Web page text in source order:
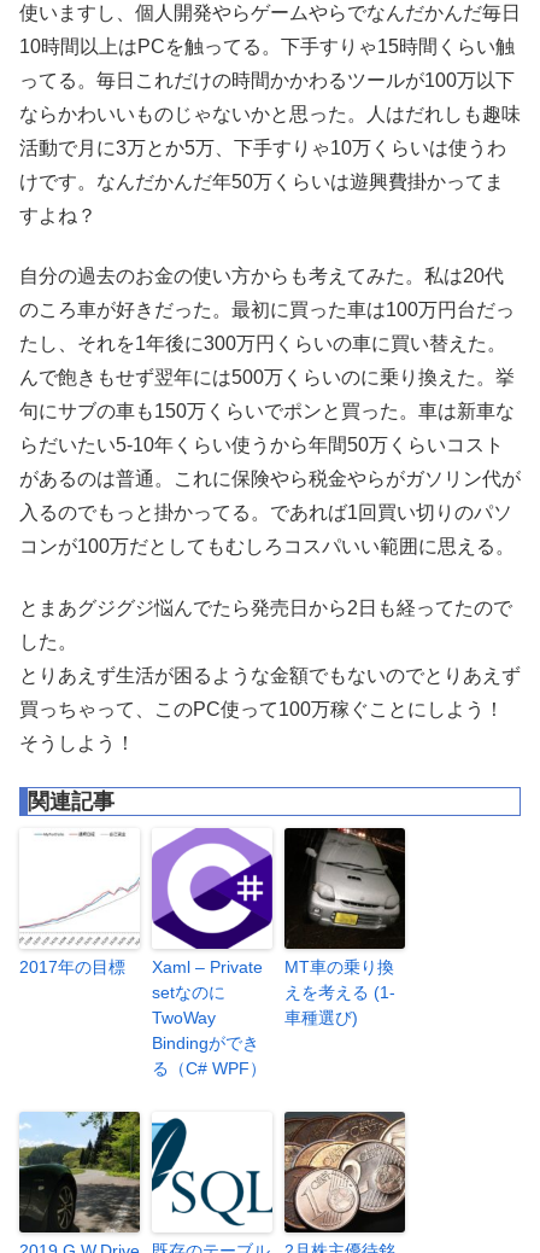
使いますし、個人開発やらゲームやらでなんだかんだ毎日
10時間以上はPCを触ってる。下手すりゃ15時間くらい触
ってる。毎日これだけの時間かかわるツールが100万以下
ならかわいいものじゃないかと思った。人はだれしも趣味
活動で月に3万とか5万、下手すりゃ10万くらいは使うわ
けです。なんだかんだ年50万くらいは遊興費掛かってま
すよね？
自分の過去のお金の使い方からも考えてみた。私は20代
のころ車が好きだった。最初に買った車は100万円台だっ
たし、それを1年後に300万円くらいの車に買い替えた。
んで飽きもせず翌年には500万くらいのに乗り換えた。挙
句にサブの車も150万くらいでポンと買った。車は新車な
らだいたい5-10年くらい使うから年間50万くらいコスト
があるのは普通。これに保険やら税金やらがガソリン代が
入るのでもっと掛かってる。であれば1回買い切りのパソ
コンが100万だとしてもむしろコスパいい範囲に思える。
とまあグジグジ悩んでたら発売日から2日も経ってたので
した。
とりあえず生活が困るような金額でもないのでとりあえず
買っちゃって、このPC使って100万稼ぐことにしよう！
そうしよう！
関連記事
2017年の目標
Xaml – Private
setなのに
TwoWay
Bindingができ
る（C# WPF）
MT車の乗り換
えを考える (1-
車種選び)